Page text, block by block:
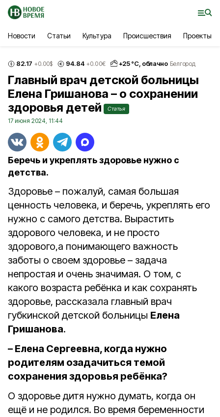
Новости Статьи Культура Происшествия Проекты
82.17 +0.00$ 94.84 +0.00€ +25°С, облачно Белгород
Главный врач детской больницы
Елена Гришанова – о сохранении
здоровья детей
Статья
17 июня 2024, 11:44
Беречь и укреплять здоровье нужно с
детства.
Здоровье – пожалуй, самая большая
ценность человека, и беречь, укреплять его
нужно с самого детства. Вырастить
здорового человека, и не просто
здорового,а понимающего важность
заботы о своем здоровье – задача
непростая и очень значимая. О том, с
какого возраста ребёнка и как сохранять
здоровье, рассказала главный врач
губкинской детской больницы Елена
Гришанова.
– Елена Сергеевна, когда нужно
родителям озадачиться темой
сохранения здоровья ребёнка?
О здоровье дитя нужно думать, когда он
ещё и не родился. Во время беременности